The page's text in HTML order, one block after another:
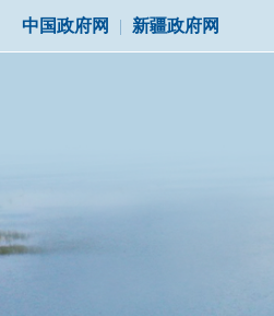
中国政府网 | 新疆政府网